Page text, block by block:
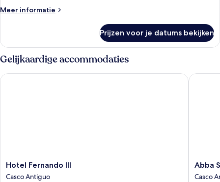
Meer informatie
Meer
Prijzen voor je datums bekijken
Gelijkaardige accommodaties
Hotel
Fernando
Hotel Fernando III
Casco Antiguo
Hotel Fernando III
Abba
Sevilla
Abba
Casco
Abba